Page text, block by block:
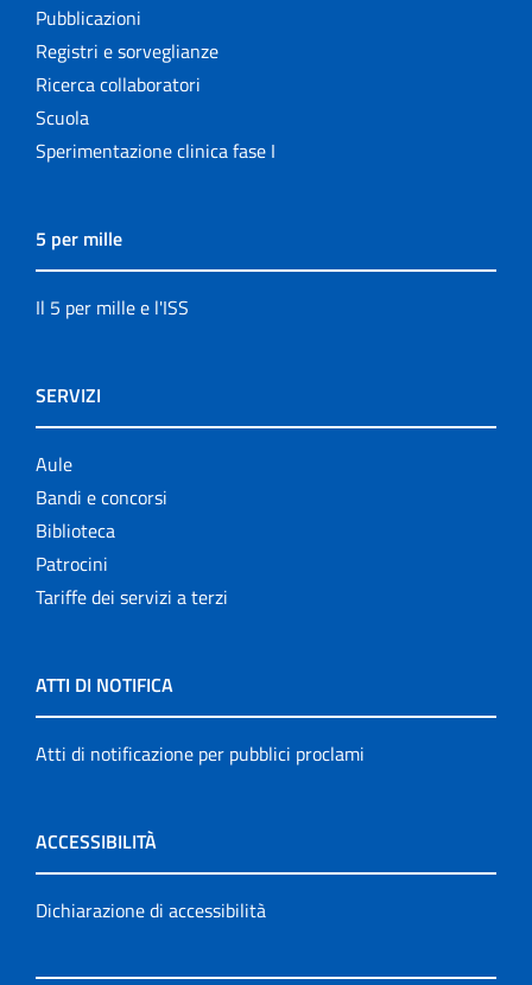
Pubblicazioni
Registri e sorveglianze
Ricerca collaboratori
Scuola
Sperimentazione clinica fase I
5 per mille
Il 5 per mille e l'ISS
SERVIZI
Aule
Bandi e concorsi
Biblioteca
Patrocini
Tariffe dei servizi a terzi
ATTI DI NOTIFICA
Atti di notificazione per pubblici proclami
ACCESSIBILITÀ
Dichiarazione di accessibilità